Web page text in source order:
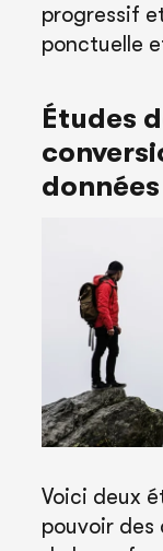
progressif
ponctuelle
Études
Voici deux
pouvoir des